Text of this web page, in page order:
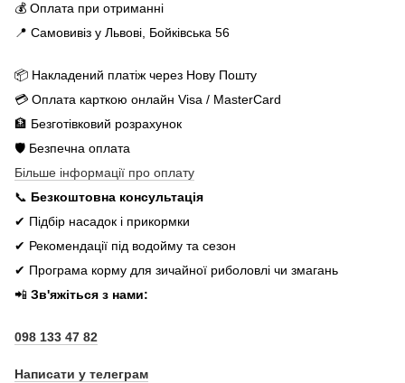
💰 Оплата при отриманні
📍 Самовивіз у Львові, Бойківська 56
📦 Накладений платіж через Нову Пошту
💳 Оплата карткою онлайн Visa / MasterCard
🏦 Безготівковий розрахунок
🛡️ Безпечна оплата
Більше інформації про оплату
📞 Безкоштовна консультація
✔ Підбір насадок і прикормки
✔ Рекомендації під водойму та сезон
✔ Програма корму для зичайної риболовлі чи змагань
📲 Зв'яжіться з нами:
098 133 47 82
Написати у телеграм